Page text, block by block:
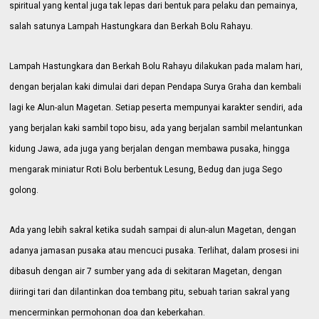
spiritual yang kental juga tak lepas dari bentuk para pelaku dan pemainya,
salah satunya Lampah Hastungkara dan Berkah Bolu Rahayu.
Lampah Hastungkara dan Berkah Bolu Rahayu dilakukan pada malam hari,
dengan berjalan kaki dimulai dari depan Pendapa Surya Graha dan kembali
lagi ke Alun-alun Magetan. Setiap peserta mempunyai karakter sendiri, ada
yang berjalan kaki sambil topo bisu, ada yang berjalan sambil melantunkan
kidung Jawa, ada juga yang berjalan dengan membawa pusaka, hingga
mengarak miniatur Roti Bolu berbentuk Lesung, Bedug dan juga Sego
golong.
Ada yang lebih sakral ketika sudah sampai di alun-alun Magetan, dengan
adanya jamasan pusaka atau mencuci pusaka. Terlihat, dalam prosesi ini
dibasuh dengan air 7 sumber yang ada di sekitaran Magetan, dengan
diiringi tari dan dilantinkan doa tembang pitu, sebuah tarian sakral yang
mencerminkan permohonan doa dan keberkahan.